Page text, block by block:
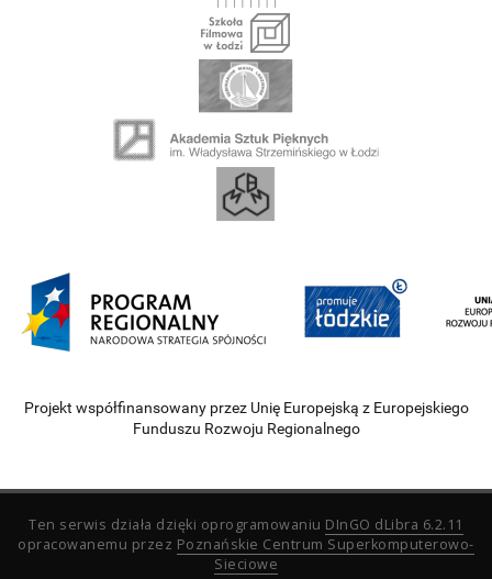
Projekt współfinansowany przez Unię Europejską z Europejskiego
Funduszu Rozwoju Regionalnego
Ten serwis działa dzięki oprogramowaniu DInGO dLibra 6.2.11
opracowanemu przez Poznańskie Centrum Superkomputerowo-
Sieciowe